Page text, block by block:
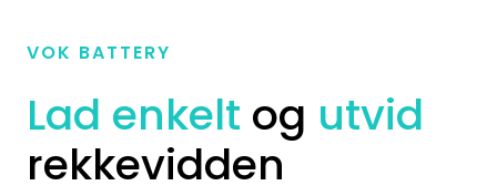
VOK BATTERY
Lad enkelt og utvid
rekkevidden